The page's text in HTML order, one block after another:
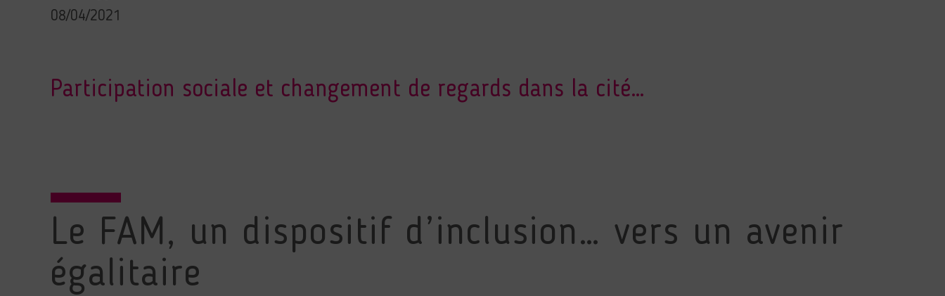
08/04/2021
Participation sociale et changement de regards dans la cité…
Le FAM, un dispositif d’inclusion… vers un avenir
égalitaire